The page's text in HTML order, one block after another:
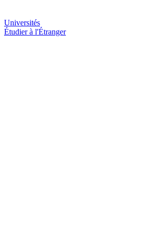
Universités
Étudier à l'Étranger